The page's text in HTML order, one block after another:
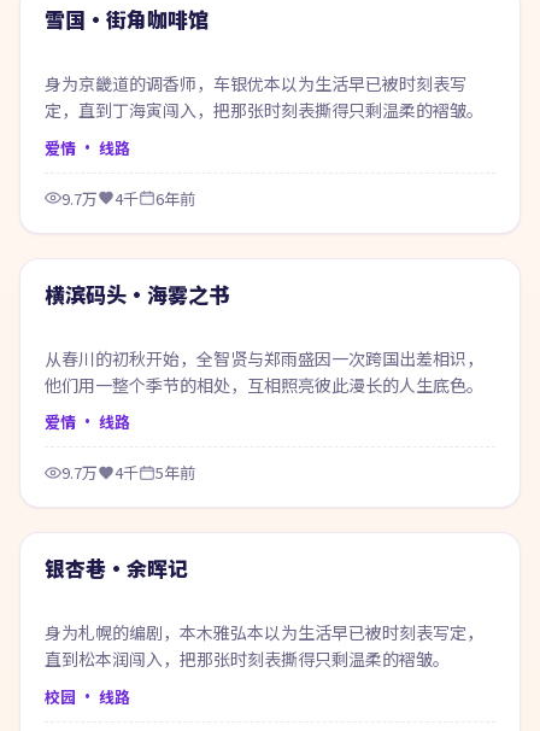
热门
雪国·街角咖啡馆
身为京畿道的调香师，车银优本以为生活早已被时刻表写
定，直到丁海寅闯入，把那张时刻表撕得只剩温柔的褶皱。
爱情 · 线路
9.7万 4千 6年前
热门
横滨码头·海雾之书
从春川的初秋开始，全智贤与郑雨盛因一次跨国出差相识，
他们用一整个季节的相处，互相照亮彼此漫长的人生底色。
爱情 · 线路
9.7万 4千 5年前
热门
银杏巷·余晖记
身为札幌的编剧，本木雅弘本以为生活早已被时刻表写定，
直到松本润闯入，把那张时刻表撕得只剩温柔的褶皱。
校园 · 线路